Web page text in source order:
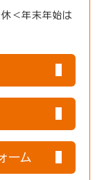
＜年末年始は
ーム